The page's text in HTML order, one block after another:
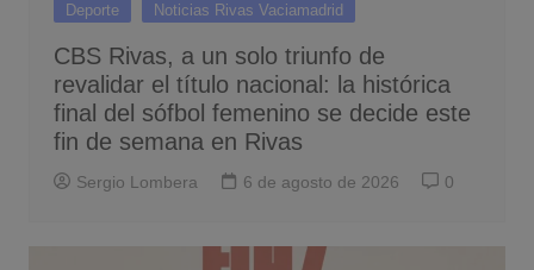
Deporte Noticias Rivas Vaciamadrid
CBS Rivas, a un solo triunfo de
revalidar el título nacional: la histórica
final del sófbol femenino se decide este
fin de semana en Rivas
Sergio Lombera 6 de agosto de 2026 0